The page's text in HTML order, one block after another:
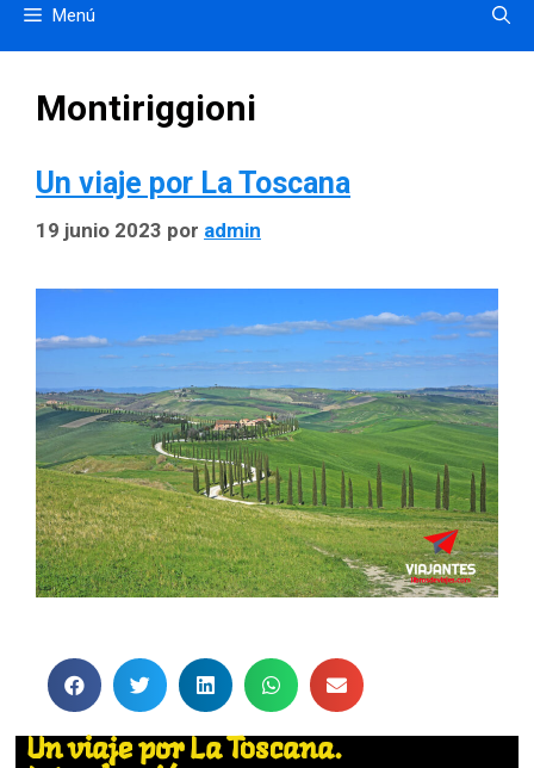
Menú
Montiriggioni
Un viaje por La Toscana
19 junio 2023 por admin
Un viaje por La Toscana.